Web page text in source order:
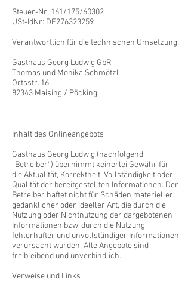
Steuer-Nr: 161/175/60302
USt-IdNr: DE276323259
Verantwortlich für die technischen Umsetzung:
Gasthaus Georg Ludwig GbR
Thomas und Monika Schmötzl
Ortsstr. 16
82343 Maising / Pöcking
Inhalt des Onlineangebots
Gasthaus Georg Ludwig (nachfolgend
„Betreiber“) übernimmt keinerlei Gewähr für
die Aktualität, Korrektheit, Vollständigkeit oder
Qualität der bereitgestellten Informationen. Der
Betreiber haftet nicht für Schäden materieller,
gedanklicher oder ideeller Art, die durch die
Nutzung oder Nichtnutzung der dargebotenen
Informationen bzw. durch die Nutzung
fehlerhafter und unvollständiger Informationen
verursacht wurden. Alle Angebote sind
freibleibend und unverbindlich.
Verweise und Links